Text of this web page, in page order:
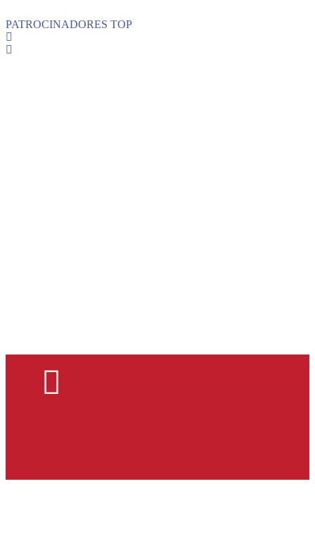
PATROCINADORES TOP